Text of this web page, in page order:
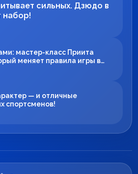
сильных. Дзюдо в
набор!
мастер-класс Приита
меняет правила игры в
— и отличные
спортсменов!